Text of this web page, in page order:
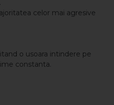
celor mai agresive
o usoara intindere pe
constanta.